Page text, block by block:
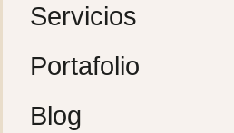
Servicios
Portafolio
Blog